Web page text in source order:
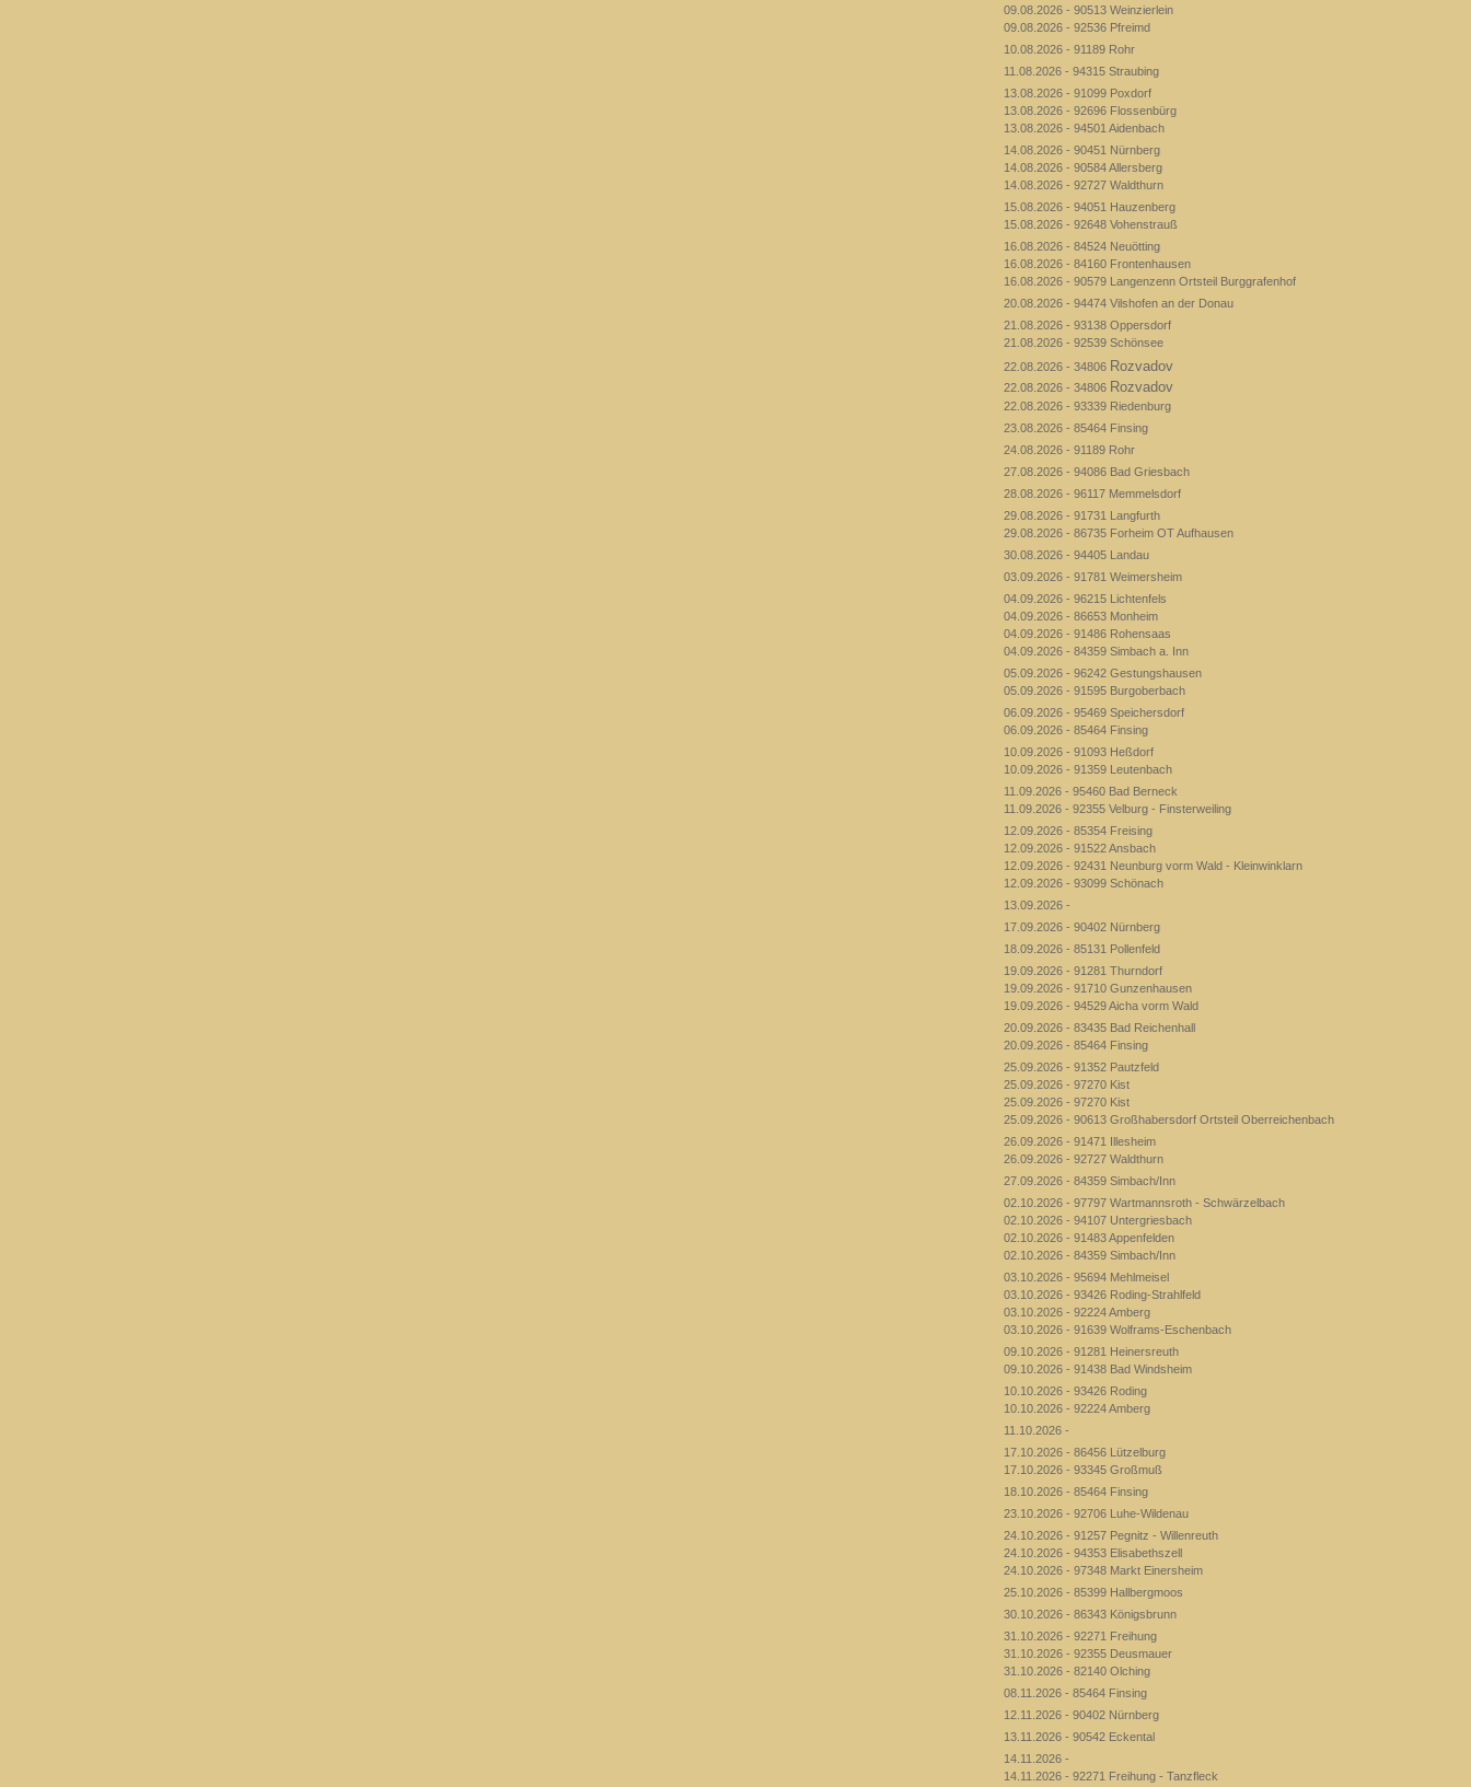
09.08.2026 - 90513 Weinzierlein
09.08.2026 - 92536 Pfreimd
10.08.2026 - 91189 Rohr
11.08.2026 - 94315 Straubing
13.08.2026 - 91099 Poxdorf
13.08.2026 - 92696 Flossenbürg
13.08.2026 - 94501 Aidenbach
14.08.2026 - 90451 Nürnberg
14.08.2026 - 90584 Allersberg
14.08.2026 - 92727 Waldthurn
15.08.2026 - 94051 Hauzenberg
15.08.2026 - 92648 Vohenstrauß
16.08.2026 - 84524 Neuötting
16.08.2026 - 84160 Frontenhausen
16.08.2026 - 90579 Langenzenn Ortsteil Burggrafenhof
20.08.2026 - 94474 Vilshofen an der Donau
21.08.2026 - 93138 Oppersdorf
21.08.2026 - 92539 Schönsee
22.08.2026 - 34806 Rozvadov
22.08.2026 - 34806 Rozvadov
22.08.2026 - 93339 Riedenburg
23.08.2026 - 85464 Finsing
24.08.2026 - 91189 Rohr
27.08.2026 - 94086 Bad Griesbach
28.08.2026 - 96117 Memmelsdorf
29.08.2026 - 91731 Langfurth
29.08.2026 - 86735 Forheim OT Aufhausen
30.08.2026 - 94405 Landau
03.09.2026 - 91781 Weimersheim
04.09.2026 - 96215 Lichtenfels
04.09.2026 - 86653 Monheim
04.09.2026 - 91486 Rohensaas
04.09.2026 - 84359 Simbach a. Inn
05.09.2026 - 96242 Gestungshausen
05.09.2026 - 91595 Burgoberbach
06.09.2026 - 95469 Speichersdorf
06.09.2026 - 85464 Finsing
10.09.2026 - 91093 Heßdorf
10.09.2026 - 91359 Leutenbach
11.09.2026 - 95460 Bad Berneck
11.09.2026 - 92355 Velburg - Finsterweiling
12.09.2026 - 85354 Freising
12.09.2026 - 91522 Ansbach
12.09.2026 - 92431 Neunburg vorm Wald - Kleinwinklarn
12.09.2026 - 93099 Schönach
13.09.2026 -
17.09.2026 - 90402 Nürnberg
18.09.2026 - 85131 Pollenfeld
19.09.2026 - 91281 Thurndorf
19.09.2026 - 91710 Gunzenhausen
19.09.2026 - 94529 Aicha vorm Wald
20.09.2026 - 83435 Bad Reichenhall
20.09.2026 - 85464 Finsing
25.09.2026 - 91352 Pautzfeld
25.09.2026 - 97270 Kist
25.09.2026 - 97270 Kist
25.09.2026 - 90613 Großhabersdorf Ortsteil Oberreichenbach
26.09.2026 - 91471 Illesheim
26.09.2026 - 92727 Waldthurn
27.09.2026 - 84359 Simbach/Inn
02.10.2026 - 97797 Wartmannsroth - Schwärzelbach
02.10.2026 - 94107 Untergriesbach
02.10.2026 - 91483 Appenfelden
02.10.2026 - 84359 Simbach/Inn
03.10.2026 - 95694 Mehlmeisel
03.10.2026 - 93426 Roding-Strahlfeld
03.10.2026 - 92224 Amberg
03.10.2026 - 91639 Wolframs-Eschenbach
09.10.2026 - 91281 Heinersreuth
09.10.2026 - 91438 Bad Windsheim
10.10.2026 - 93426 Roding
10.10.2026 - 92224 Amberg
11.10.2026 -
17.10.2026 - 86456 Lützelburg
17.10.2026 - 93345 Großmuß
18.10.2026 - 85464 Finsing
23.10.2026 - 92706 Luhe-Wildenau
24.10.2026 - 91257 Pegnitz - Willenreuth
24.10.2026 - 94353 Elisabethszell
24.10.2026 - 97348 Markt Einersheim
25.10.2026 - 85399 Hallbergmoos
30.10.2026 - 86343 Königsbrunn
31.10.2026 - 92271 Freihung
31.10.2026 - 92355 Deusmauer
31.10.2026 - 82140 Olching
08.11.2026 - 85464 Finsing
12.11.2026 - 90402 Nürnberg
13.11.2026 - 90542 Eckental
14.11.2026 -
14.11.2026 - 92271 Freihung - Tanzfleck